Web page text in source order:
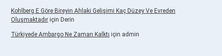
Kohlberg E Göre Bireyin Ahlaki Gelişimi Kaç Düzey Ve Evreden
Oluşmaktadır için Derin
Türkiyede Ambargo Ne Zaman Kalktı için admin